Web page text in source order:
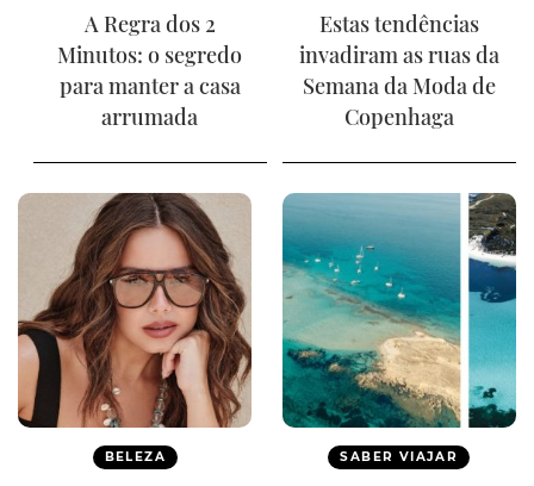
A Regra dos 2
Minutos: o segredo
para manter a casa
arrumada
Estas tendências
invadiram as ruas da
Semana da Moda de
Copenhaga
BELEZA SABER VIAJAR